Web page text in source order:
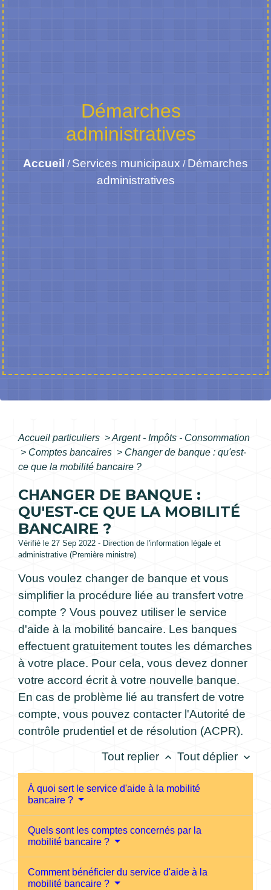
Démarches
administratives
Accueil / Services municipaux / Démarches
administratives
Accueil particuliers >Argent - Impôts - Consommation
> Comptes bancaires > Changer de banque : qu'est-
ce que la mobilité bancaire ?
CHANGER DE BANQUE :
QU'EST-CE QUE LA MOBILITÉ
BANCAIRE ?
Vérifié le 27 Sep 2022 - Direction de l'information légale et
administrative (Première ministre)
Vous voulez changer de banque et vous
simplifier la procédure liée au transfert votre
compte ? Vous pouvez utiliser le service
d'aide à la mobilité bancaire. Les banques
effectuent gratuitement toutes les démarches
à votre place. Pour cela, vous devez donner
votre accord écrit à votre nouvelle banque.
En cas de problème lié au transfert de votre
compte, vous pouvez contacter l'Autorité de
contrôle prudentiel et de résolution (ACPR).
Tout replier keyboard_arrow_up Tout déplier keyboard_arrow_down
À quoi sert le service d'aide à la mobilité
bancaire ?
Quels sont les comptes concernés par la
mobilité bancaire ?
Comment bénéficier du service d'aide à la
mobilité bancaire ?